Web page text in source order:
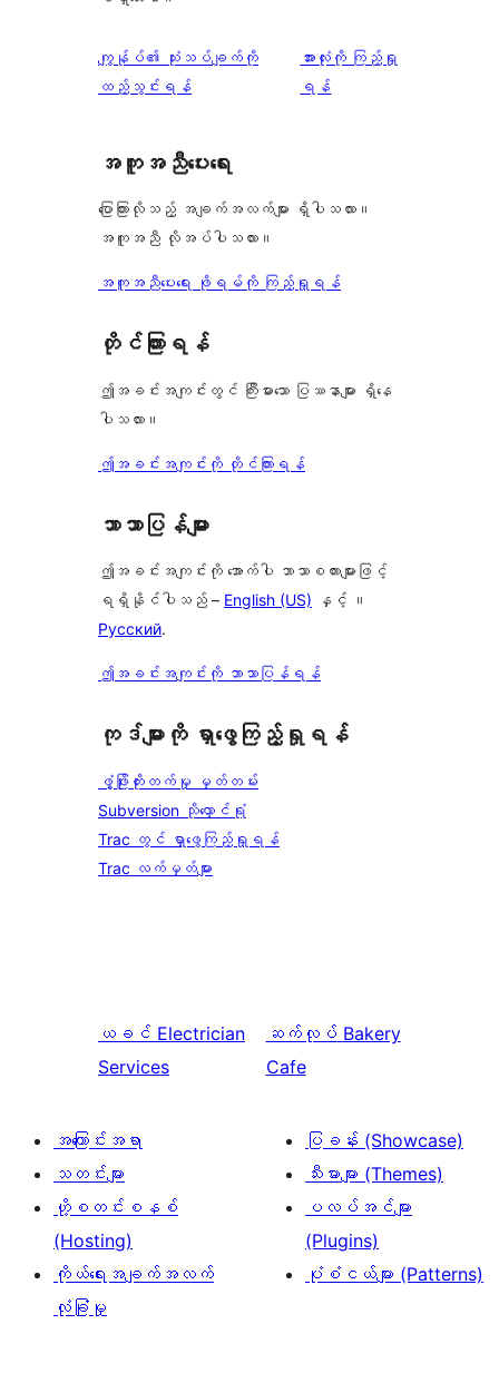
ကျွန်ုပ်၏ သုံးသပ်ချက်ကို
ထည့်သွင်းရန်
သုံးသပ်
ချက်
အားလုံးကို ကြည့်ရှု
ရန်
အကူအညီပေးရေး
ပြောကြားလိုသည့် အချက်အလက်များ ရှိပါသလား။
အကူအညီ လိုအပ်ပါသလား။
အကူအညီပေးရေး ဖိုရမ်ကို ကြည့်ရှုရန်
တိုင်ကြားရန်
ဤအခင်းအကျင်းတွင် ကြီးမားသော ပြဿနာများ ရှိနေ
ပါသလား။
ဤအခင်းအကျင်းကို တိုင်ကြားရန်
ဘာသာပြန်များ
ဤအခင်းအကျင်းကို အောက်ပါ ဘာသာစကားများဖြင့်
ရရှိနိုင်ပါသည် – English (US) နှင့် ။
Русский.
ဤအခင်းအကျင်းကို ဘာသာပြန်ရန်
ကုဒ်များကို ရှာဖွေကြည့်ရှုရန်
ဖွံ့ဖြိုးတိုးတက်မှု မှတ်တမ်း
Subversion သိုလှောင်ရုံ
Trac တွင် ရှာဖွေကြည့်ရှုရန်
Trac လက်မှတ်များ
ယခင် Electrician
Services
ဆက်လုပ် Bakery
Cafe
အကြောင်းအရာ
သတင်းများ
ဟို့စတင်းစနစ်
(Hosting)
ကိုယ်ရေးအချက်အလက်
လုံခြုံမှု
ပြခန်း (Showcase)
သီးမားများ (Themes)
ပလပ်အင်များ
(Plugins)
ပုံစံငယ်များ (Patterns)